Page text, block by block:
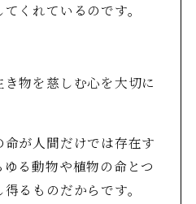
くれているのです。
物を慈しむ心を大切に
が人間だけでは存在す
る動物や植物の命とつ
るものだからです。